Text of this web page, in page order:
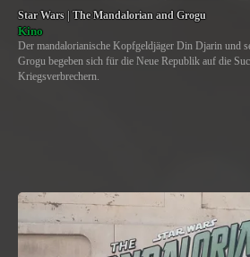
Star Wars | The Mandalorian and Grogu
Kino
Der mandalorianische Kopfgeldjäger Din Djarin und
Grogu begeben sich für die Neue Republik auf die
Kriegsverbrechern.